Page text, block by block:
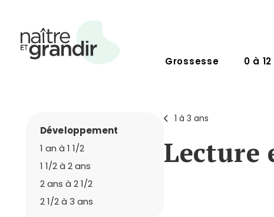
Grossesse 0 à
1 à 3 ans
Lecture
Développement
1 an à 1 1/2
1 1/2 à 2 ans
2 ans à 2 1/2
2 1/2 à 3 ans